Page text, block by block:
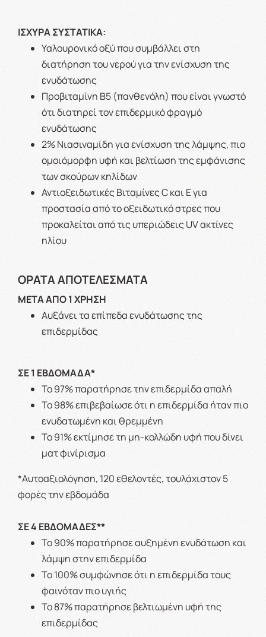
ΙΣΧΥΡΑ ΣΥΣΤΑΤΙΚΑ:
Υαλουρονικό οξύ που συμβάλλει στη
διατήρηση του νερού για την ενίσχυση της
ενυδάτωσης
Προβιταμίνη B5 (πανθενόλη) που είναι γνωστό
ότι διατηρεί τον επιδερμικό φραγμό
ενυδάτωσης
2% Νιασιναμίδη για ενίσχυση της λάμψης, πιο
ομοιόμορφη υφή και βελτίωση της εμφάνισης
των σκούρων κηλίδων
Αντιοξειδωτικές Βιταμίνες C και E για
προστασία από το οξειδωτικό στρες που
προκαλείται από τις υπεριώδεις UV ακτίνες
ηλίου
ΟΡΑΤΑ ΑΠΟΤΕΛΕΣΜΑΤΑ
ΜΕΤΑ ΑΠΟ 1 ΧΡΗΣΗ
Αυξάνει τα επίπεδα ενυδάτωσης της
επιδερμίδας
ΣΕ 1 ΕΒΔΟΜΑΔΑ*
Το 97% παρατήρησε την επιδερμίδα απαλή
Το 98% επιβεβαίωσε ότι η επιδερμίδα ήταν πιο
ενυδατωμένη και θρεμμένη
Το 91% εκτίμησε τη μη-κολλώδη υφή που δίνει
ματ φινίρισμα
*Αυτοαξιολόγηση, 120 εθελοντές, τουλάχιστον 5
φορές την εβδομάδα
ΣΕ 4 ΕΒΔΟΜΑΔΕΣ**
Το 90% παρατήρησε αυξημένη ενυδάτωση και
λάμψη στην επιδερμίδα
Το 100% συμφώνησε ότι η επιδερμίδα τους
φαινόταν πιο υγιής
Το 87% παρατήρησε βελτιωμένη υφή της
επιδερμίδας